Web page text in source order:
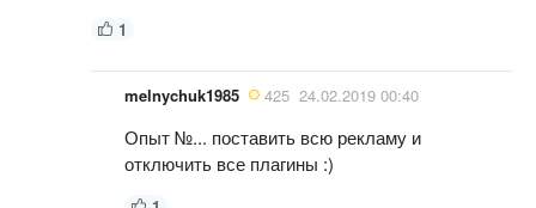
1
melnychuk1985 425 24.02.2019 00:40
Опыт №... поставить всю рекламу и
отключить все плагины :)